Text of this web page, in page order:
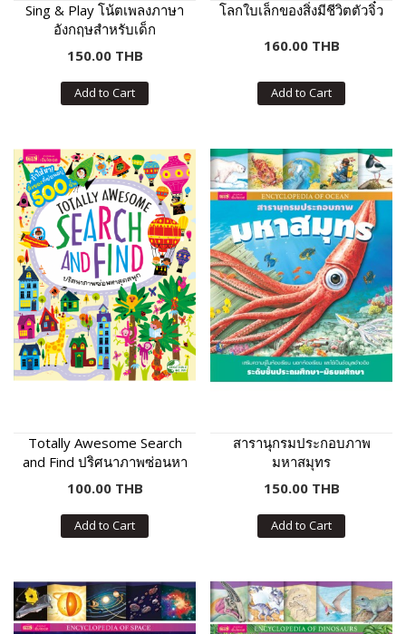
Sing & Play โน้ตเพลงภาษา
อังกฤษสำหรับเด็ก
150.00 THB
Add to Cart
โลกใบเล็กของสิ่งมีชีวิตตัวจิ๋ว
160.00 THB
Add to Cart
Totally Awesome Search
and Find ปริศนาภาพซ่อนหา
สุดสนุก
100.00 THB
Add to Cart
สารานุกรมประกอบภาพ
มหาสมุทร
150.00 THB
Add to Cart